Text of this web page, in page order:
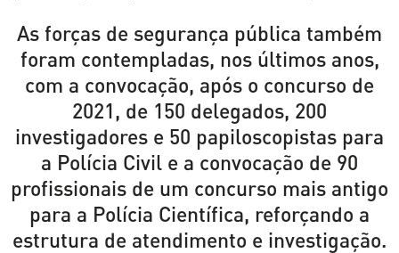
As forças de segurança pública também
foram contempladas, nos últimos anos,
com a convocação, após o concurso de
2021, de 150 delegados, 200
investigadores e 50 papiloscopistas para
a Polícia Civil e a convocação de 90
profissionais de um concurso mais antigo
para a Polícia Científica, reforçando a
estrutura de atendimento e investigação.